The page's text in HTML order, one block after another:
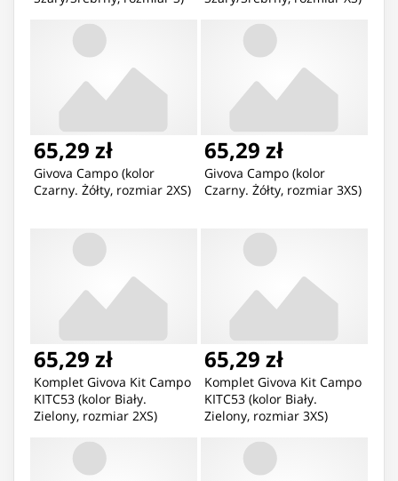
65,29 zł
Givova Campo (kolor
Czarny. Żółty, rozmiar 2XS)
65,29 zł
Givova Campo (kolor
Czarny. Żółty, rozmiar 3XS)
65,29 zł
Komplet Givova Kit Campo
KITC53 (kolor Biały.
Zielony, rozmiar 2XS)
65,29 zł
Komplet Givova Kit Campo
KITC53 (kolor Biały.
Zielony, rozmiar 3XS)